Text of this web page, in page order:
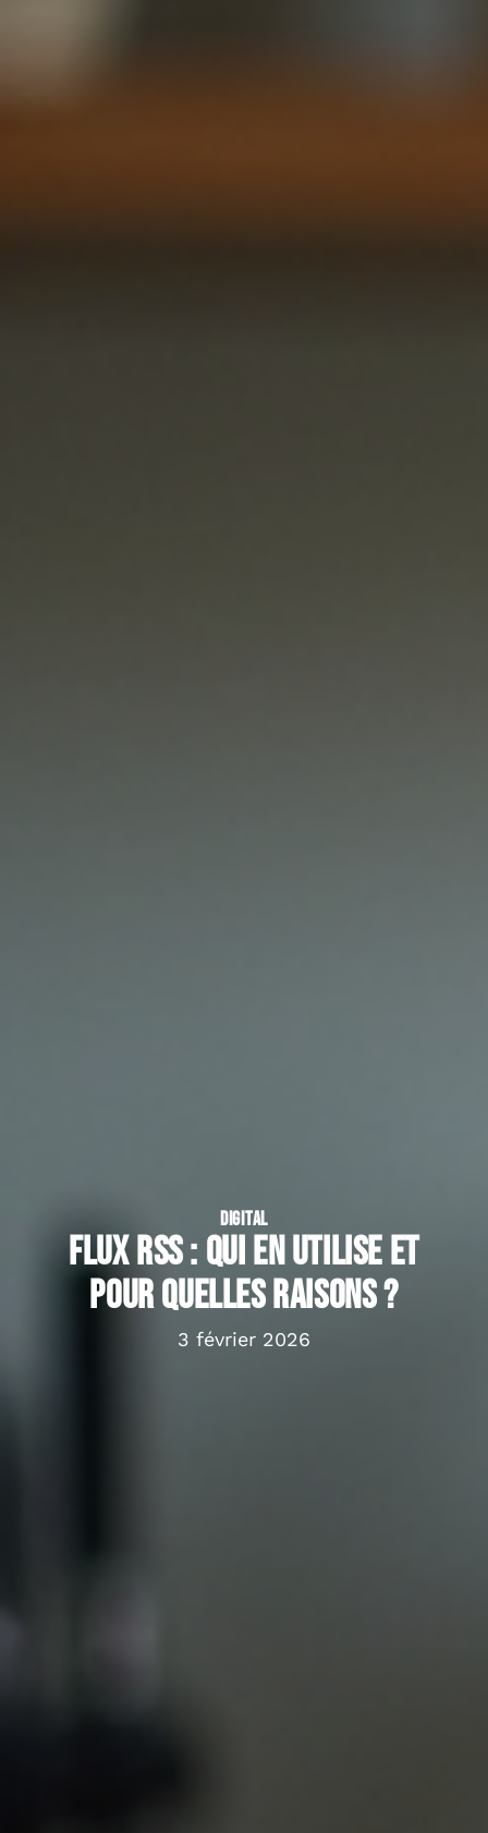
DIGITAL
Flux RSS : Qui en utilise et
pour quelles raisons ?
3 février 2026